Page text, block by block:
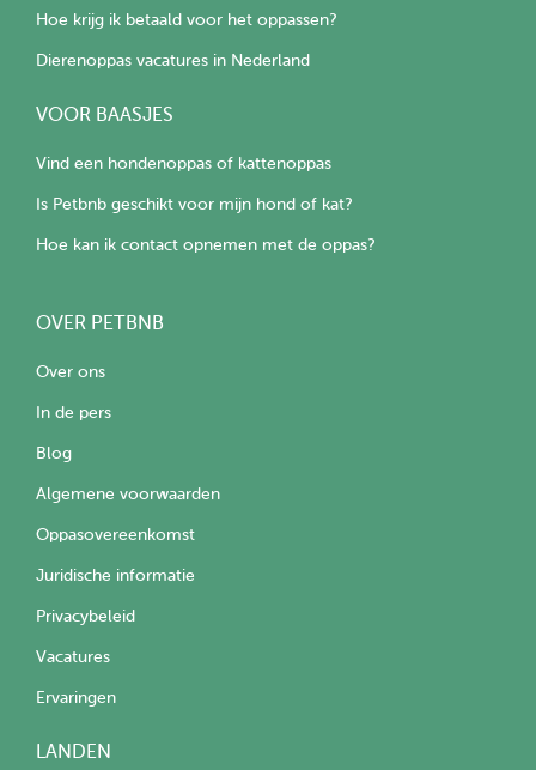
Hoe krijg ik betaald voor het oppassen?
Dierenoppas vacatures in Nederland
VOOR BAASJES
Vind een hondenoppas of kattenoppas
Is Petbnb geschikt voor mijn hond of kat?
Hoe kan ik contact opnemen met de oppas?
OVER PETBNB
Over ons
In de pers
Blog
Algemene voorwaarden
Oppasovereenkomst
Juridische informatie
Privacybeleid
Vacatures
Ervaringen
LANDEN